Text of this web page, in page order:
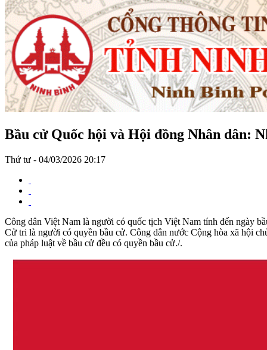
Bầu cử Quốc hội và Hội đồng Nhân dân:
Thứ tư - 04/03/2026 20:17
Công dân Việt Nam là người có quốc tịch Việt Nam tính đến ngày
Cử tri là người có quyền bầu cử. Công dân nước Cộng hòa xã hội
của pháp luật về bầu cử đều có quyền bầu cử./.